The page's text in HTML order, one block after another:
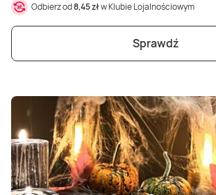
Odbierz od8,45 złw Klubie Lojalnościowym
Sprawdź